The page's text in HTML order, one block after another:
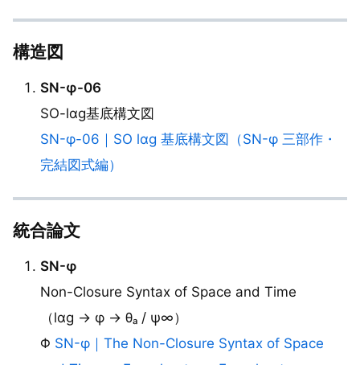
構造図
SN-φ-06
SO-lαg基底構文図
SN-φ-06｜SO lαg 基底構文図（SN-φ 三部作・
完結図式編）
統合論文
SN-φ
Non-Closure Syntax of Space and Time
（lαg → φ → θₐ / ψ∞）
Φ SN-φ｜The Non-Closure Syntax of Space